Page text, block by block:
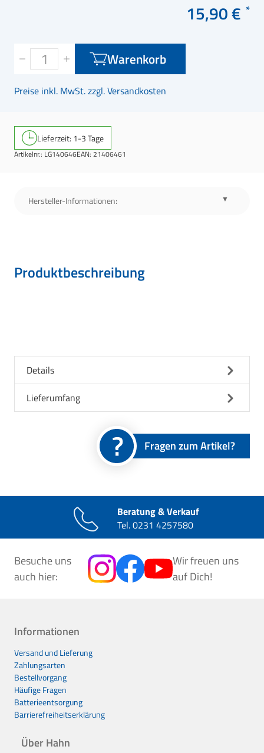
15,90 €
Warenkorb
Preise inkl. MwSt. zzgl. Versandkosten
Lieferzeit: 1-3 Tage
Artikelnr.: LG140646EAN: 21406461
Hersteller-Informationen:
Produktbeschreibung
Details
Lieferumfang
Fragen zum Artikel?
Beratung & Verkauf
Tel.0231 4257580
Besuche uns
auch hier:
Wir freuen uns
auf Dich!
Informationen
Versand und Lieferung
Zahlungsarten
Bestellvorgang
Häufige Fragen
Batterieentsorgung
Barrierefreiheitserklärung
Über Hahn